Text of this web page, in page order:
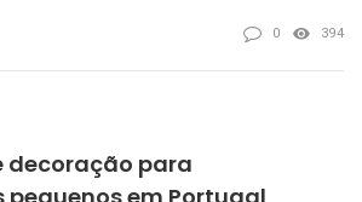
0 394
decoração para